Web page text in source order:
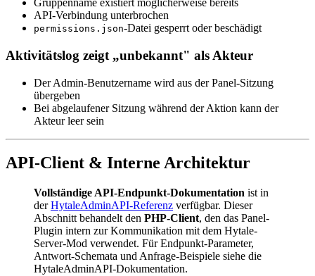
Gruppenname existiert möglicherweise bereits
API-Verbindung unterbrochen
permissions.json-Datei gesperrt oder beschädigt
Aktivitätslog zeigt „unbekannt" als Akteur
Der Admin-Benutzername wird aus der Panel-Sitzung
übergeben
Bei abgelaufener Sitzung während der Aktion kann der
Akteur leer sein
API-Client & Interne Architektur
Vollständige API-Endpunkt-Dokumentation ist in
derHytaleAdminAPI-Referenz verfügbar. Dieser
Abschnitt behandelt den PHP-Client, den das Panel-
Plugin intern zur Kommunikation mit dem Hytale-
Server-Mod verwendet. Für Endpunkt-Parameter,
Antwort-Schemata und Anfrage-Beispiele siehe die
HytaleAdminAPI-Dokumentation.